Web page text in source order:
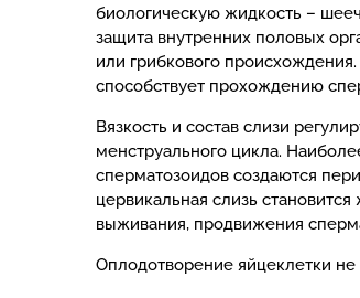
биологическую жидкость –
защита внутренних половых
или грибкового
способствует прохождению
Вязкость и состав слизи
менструального цикла.
сперматозоидов создаются
цервикальная слизь
выживания, продвижения
Оплодотворение яйцеклетки не